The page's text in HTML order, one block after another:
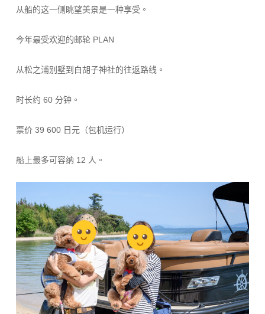
从船的这一侧眺望美景是一种享受。
今年最受欢迎的邮轮 PLAN
从松之浦别墅到白胡子神社的往返路线。
时长约 60 分钟。
票价 39 600 日元（包机运行）
船上最多可容纳 12 人。